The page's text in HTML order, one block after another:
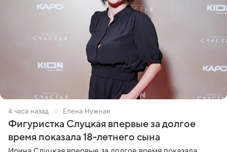
4 часа назад Елена Нужная
Фигуристка Слуцкая впервые за долгое
время показала 18-летнего сына